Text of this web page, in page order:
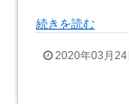
続きを読む
2020年03月24